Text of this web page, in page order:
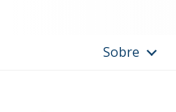
Sobre